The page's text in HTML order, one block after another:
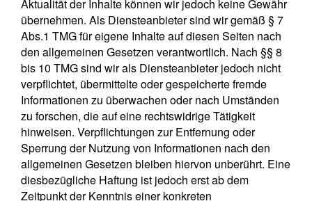
Aktualität der Inhalte können wir jedoch keine Gewähr
übernehmen. Als Diensteanbieter sind wir gemäß § 7
Abs.1 TMG für eigene Inhalte auf diesen Seiten nach
den allgemeinen Gesetzen verantwortlich. Nach §§ 8
bis 10 TMG sind wir als Diensteanbieter jedoch nicht
verpflichtet, übermittelte oder gespeicherte fremde
Informationen zu überwachen oder nach Umständen
zu forschen, die auf eine rechtswidrige Tätigkeit
hinweisen. Verpflichtungen zur Entfernung oder
Sperrung der Nutzung von Informationen nach den
allgemeinen Gesetzen bleiben hiervon unberührt. Eine
diesbezügliche Haftung ist jedoch erst ab dem
Zeitpunkt der Kenntnis einer konkreten